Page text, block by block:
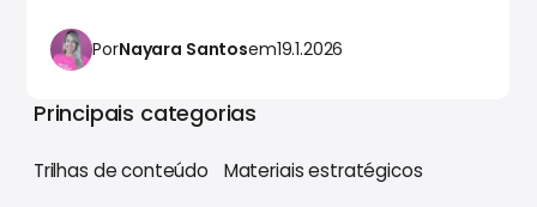
PorNayara Santosem19.1.2026
Principais categorias
Trilhas de conteúdo Materiais estratégicos